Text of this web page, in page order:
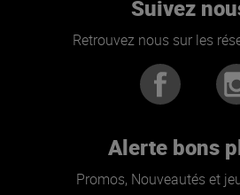
Suivez
Retrouvez nous sur les
Alerte bons
Promos, Nouveautés et